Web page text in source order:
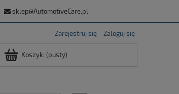
sklep@AutomotiveCare.pl
Zarejestruj się Zaloguj się
Koszyk: (pusty)